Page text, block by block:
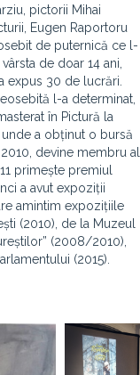
pictorii Mihai
Eugen Raportoru
de puternică ce l-
de doar 14 ani,
expus 30 de lucrări.
l-a determinat,
în Pictură la
a obținut o bursă
devine membru al
primește premiul
a avut expoziții
amintim expozițiile
(2010), de la Muzeul
(2008/2010),
(2015).